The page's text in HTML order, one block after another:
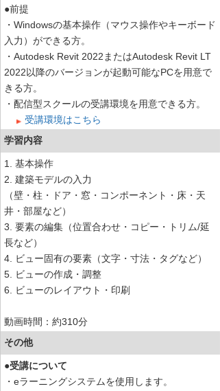
●前提
・Windowsの基本操作（マウス操作やキーボード
入力）ができる方。
・Autodesk Revit 2022またはAutodesk Revit LT
2022以降のバージョンが起動可能なPCを用意で
きる方。
・配信型スクールの受講環境を用意できる方。
受講環境はこちら
学習内容
1. 基本操作
2. 建築モデルの入力
（壁・柱・ドア・窓・コンポーネント・床・天
井・部屋など）
3. 要素の編集（位置合わせ・コピー・トリム/延
長など）
4. ビュー固有の要素（文字・寸法・タグなど）
5. ビューの作成・調整
6. ビューのレイアウト・印刷
動画時間：約310分
その他
●受講について
・eラーニングシステムを使用します。